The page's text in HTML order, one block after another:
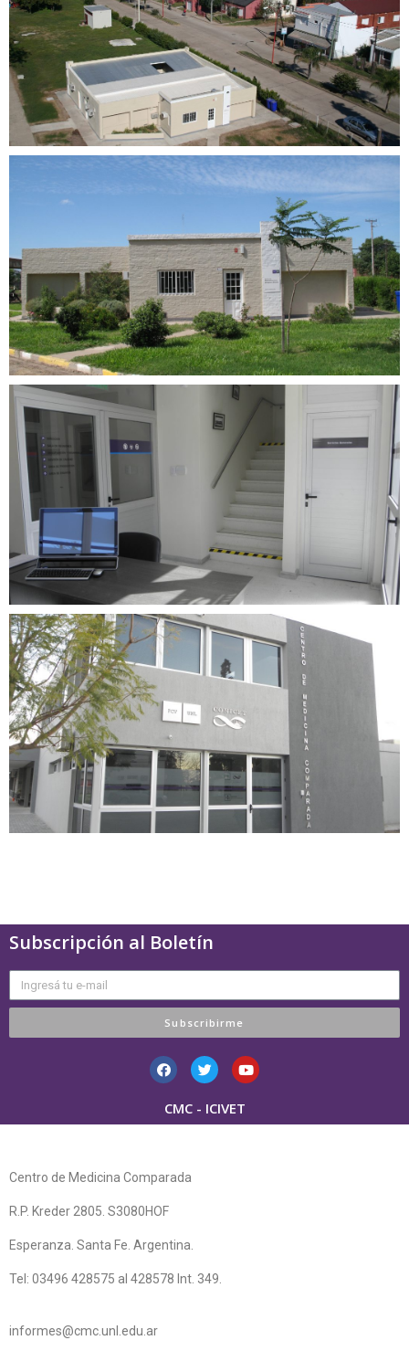
Subscripción al Boletín
Subscribirme
CMC - ICIVET
Centro de Medicina Comparada
R.P. Kreder 2805. S3080HOF
Esperanza. Santa Fe. Argentina.
Tel: 03496 428575 al 428578 Int. 349.
informes@cmc.unl.edu.ar